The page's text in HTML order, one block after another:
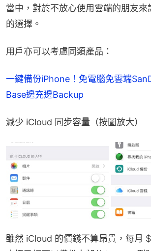
當中，對於不放心使用雲端的朋友來
的選擇。
用戶亦可以考慮同類產品：
一鍵備份iPhone！免電腦免雲端
Base邊充邊Backup
減少 iCloud 同步容量（按圖放大）
雖然 iCloud 的價錢不算昂貴，每月